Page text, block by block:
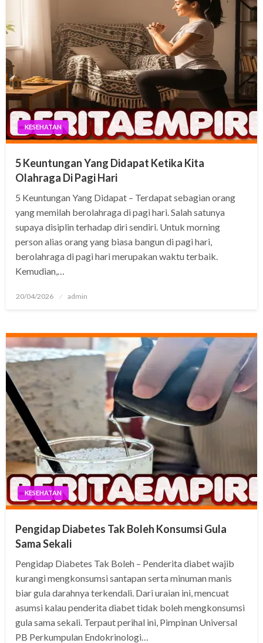
KESEHATAN
5 Keuntungan Yang Didapat Ketika Kita
Olahraga Di Pagi Hari
5 Keuntungan Yang Didapat – Terdapat sebagian orang
yang memilah berolahraga di pagi hari. Salah satunya
supaya disiplin terhadap diri sendiri. Untuk morning
person alias orang yang biasa bangun di pagi hari,
berolahraga di pagi hari merupakan waktu terbaik.
Kemudian,…
Posted
20/04/2026 admin
KESEHATAN
Pengidap Diabetes Tak Boleh Konsumsi Gula
Sama Sekali
Pengidap Diabetes Tak Boleh – Penderita diabet wajib
kurangi mengkonsumsi santapan serta minuman manis
biar gula darahnya terkendali. Dari uraian ini, mencuat
asumsi kalau penderita diabet tidak boleh mengkonsumsi
gula sama sekali. Terpaut perihal ini, Pimpinan Universal
PB Perkumpulan Endokrinologi…